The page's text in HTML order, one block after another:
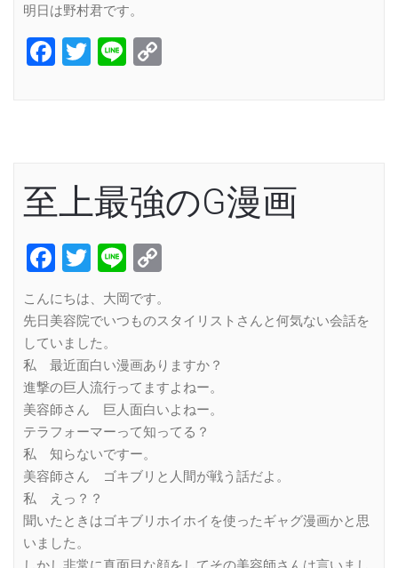
明日は野村君です。
Facebook
Twitter
Line
至上最強のG漫画
Facebook
Twitter
Line
こんにちは、大岡です。
先日美容院でいつものスタイリストさんと何気ない会話を
していました。
私 最近面白い漫画ありますか？
進撃の巨人流行ってますよねー。
美容師さん 巨人面白いよねー。
テラフォーマーって知ってる？
私 知らないですー。
美容師さん ゴキブリと人間が戦う話だよ。
私 えっ？？
聞いたときはゴキブリホイホイを使ったギャグ漫画かと思
いました。